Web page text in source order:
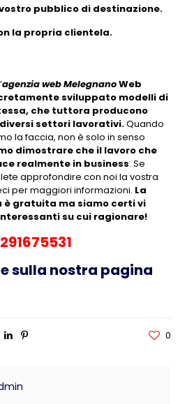
pubblico di destinazione.
la propria clientela.
agenzia web MelegnanoWeb
sviluppato modelli di
che tuttora producono
settori lavorativi.Quando
la faccia, non è solo in senso
dimostrare che il lavoro che
realmente in business. Se
approfondire con noi la vostra
per maggiori informazioni. La
è gratuita ma siamo certi vi
su cui ragionare!
sulla nostra pagina
0